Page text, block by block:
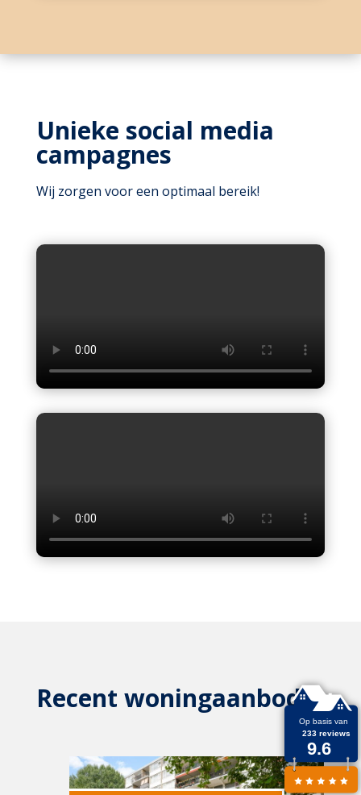
Unieke social media
campagnes
Wij zorgen voor een optimaal bereik!
Recent woningaanbod